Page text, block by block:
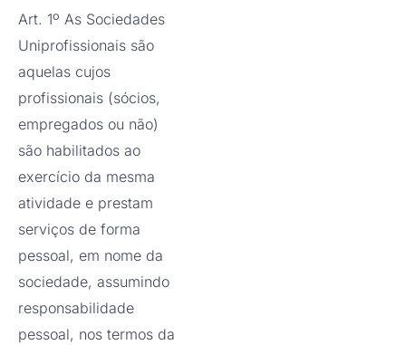
Art. 1º As Sociedades
Uniprofissionais são
aquelas cujos
profissionais (sócios,
empregados ou não)
são habilitados ao
exercício da mesma
atividade e prestam
serviços de forma
pessoal, em nome da
sociedade, assumindo
responsabilidade
pessoal, nos termos da